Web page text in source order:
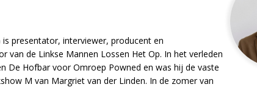
presentator, interviewer, producent en
van de Linkse Mannen Lossen Het Op. In het verleden
De Hofbar voor Omroep Powned en was hij de vaste
M van Margriet van der Linden. In de zomer van